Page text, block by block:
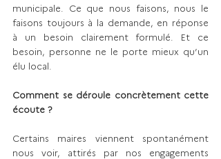
municipale. Ce que nous faisons, nous le
faisons toujours à la demande, en réponse
à un besoin clairement formulé. Et ce
besoin, personne ne le porte mieux qu’un
élu local.
Comment se déroule concrètement cette
écoute ?
Certains maires viennent spontanément
nous voir, attirés par nos engagements